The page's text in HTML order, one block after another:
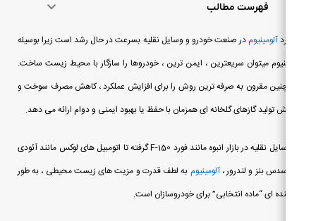
فهرست مطالب
آلومینیومدر صنعت خودرو و وسایل نقلیه بسرعت در حال رشد است زیرا بوسیله
میتوان سریعترین ، ایمن ترین ، خودروها را سازگار با محیط زیست ساخت.
مقرون به صرفه ترین روش را برای افزایش عملکرد ، کاهش مصرف سوخت و
تولید گازهای گلخانه ای همزمان با حفظ یا بهبود ایمنی و دوام ارائه می دهد.
از وسایل نقلیه در بازار انبوه مانند فورد F-150 گرفته تا اتومبیل های لوکس مانند آئودی
بنز و لندرور ،آلومینیوم به لطف قدرت و مزیت های زیست محیطی ، به طور
ای “ماده انتخابی” برای خودروسازان است.